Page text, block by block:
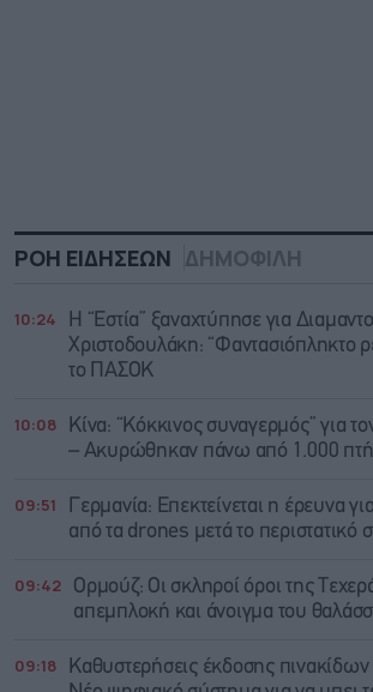
ΡΟΗ ΕΙΔΗΣΕΩΝ ΔΗΜΟΦΙΛΗ
10:24
Η “Εστία” ξαναχτύπησε για
Χριστοδουλάκη: “Φαντασιόπληκτο
το ΠΑΣΟΚ
10:08
Κίνα: “Κόκκινος συναγερμός” για
– Ακυρώθηκαν πάνω από 1.000
09:51
Γερμανία: Επεκτείνεται η έρευνα
από τα drones μετά το περιστατικό
09:42
Ορμούζ: Οι σκληροί όροι της
απεμπλοκή και άνοιγμα του
09:18
Καθυστερήσεις έκδοσης